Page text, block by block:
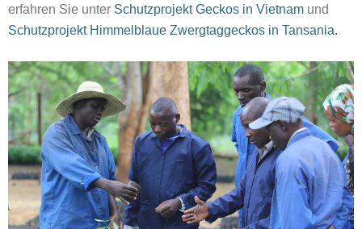
erfahren Sie unter Schutzprojekt Geckos in Vietnam und
Schutzprojekt Himmelblaue Zwergtaggeckos in Tansania.